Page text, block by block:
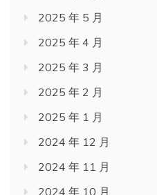
2025 年 5 月
2025 年 4 月
2025 年 3 月
2025 年 2 月
2025 年 1 月
2024 年 12 月
2024 年 11 月
2024 年 10 月